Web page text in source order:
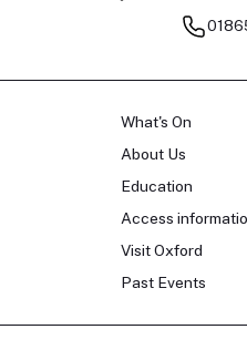
What's On
About Us
Education
Access
Visit Oxford
Past Events